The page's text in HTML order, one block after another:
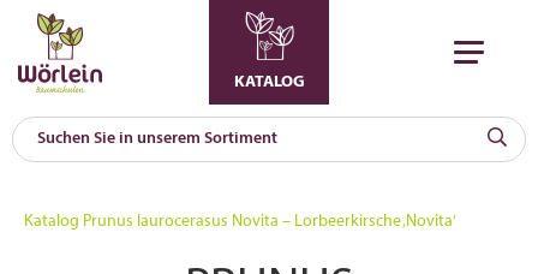
KATALOG
Katalog Prunus laurocerasus Novita – Lorbeerkirsche ‚Novita‘